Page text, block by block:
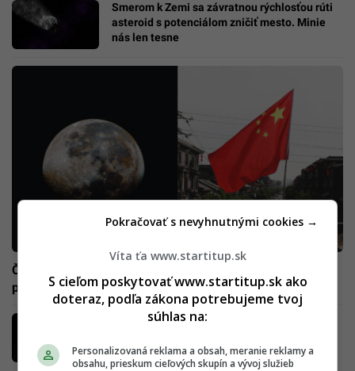
Smerom k Zemi sa závratnou rýchlosťou rúti
asteroid s potenciálom zničiť mesto. Minie
nás len tesne
Čína plánuje z Mesiaca spraviť „vesmírny štít“, ktorý
pomôže skúmať pradávny kozmos
O niekoľko hodín môže oblohu rozžiariť
Víta ťa www.startitup.sk
S cieľom poskytovať www.startitup.sk ako
doteraz, podľa zákona potrebujeme tvoj
súhlas na:
Personalizovaná reklama a obsah, meranie reklamy a
obsahu, prieskum cieľových skupín a vývoj služieb
Pokračovať s nevyhnutnými cookies →